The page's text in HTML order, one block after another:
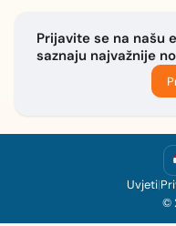
Prijavite se na našu
saznaju najvažnije
Uvjeti|
©